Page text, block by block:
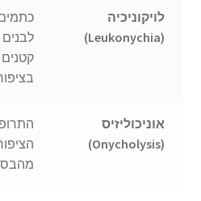
לויקוניכיה
(Leukonychia)
לבנים
קטנים
אוניכוליזיס
(Onycholysis)